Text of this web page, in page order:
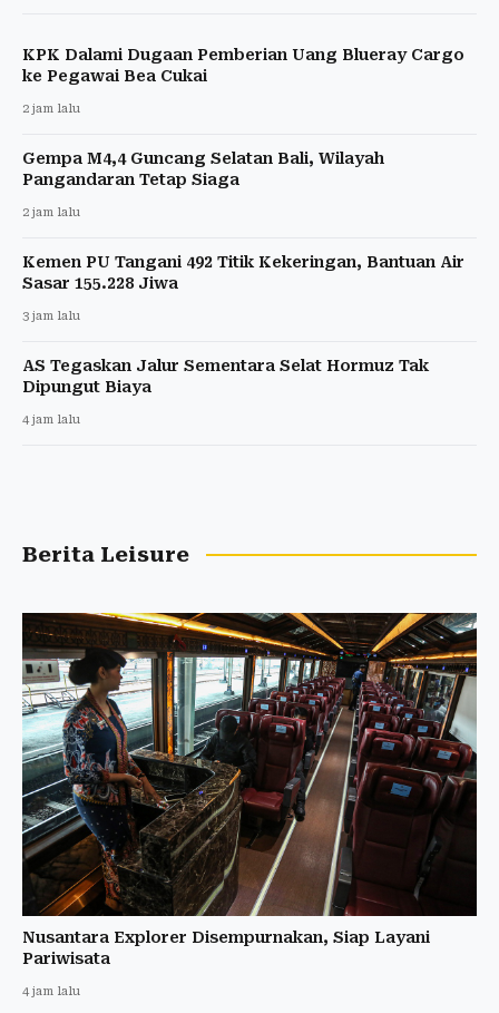
KPK Dalami Dugaan Pemberian Uang Blueray Cargo
ke Pegawai Bea Cukai
2 jam lalu
Gempa M4,4 Guncang Selatan Bali, Wilayah
Pangandaran Tetap Siaga
2 jam lalu
Kemen PU Tangani 492 Titik Kekeringan, Bantuan Air
Sasar 155.228 Jiwa
3 jam lalu
AS Tegaskan Jalur Sementara Selat Hormuz Tak
Dipungut Biaya
4 jam lalu
Berita Leisure
Nusantara Explorer Disempurnakan, Siap Layani
Pariwisata
4 jam lalu